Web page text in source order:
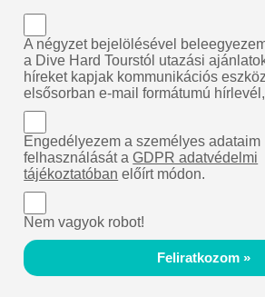
A négyzet bejelölésével
a Dive Hard Tourstól utazási
híreket kapjak kommunikációs
elsősorban e-mail formátumú
Engedélyezem a személyes adataim
felhasználását aGDPR adatvédelmi
tájékoztatóban előírt módon.
Nem vagyok robot!
Feliratkozom »